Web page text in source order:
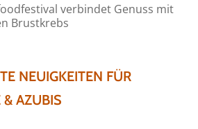
verbindet Genuss mit
Brustkrebs
NEUIGKEITEN FÜR
& AZUBIS